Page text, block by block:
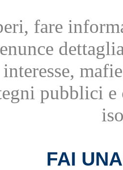
fare
pubblici
FAI